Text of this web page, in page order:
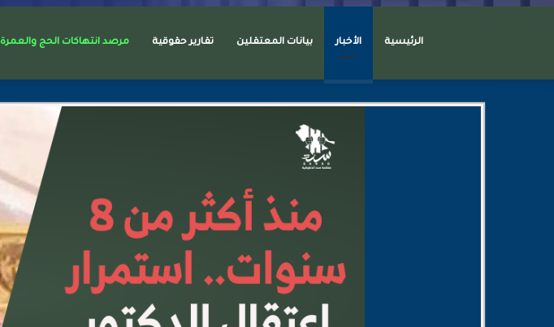
الرئيسية الأخبار بيانات المعتقلين تقارير حقوقية مرصد انتهاكات الحج والعمرة